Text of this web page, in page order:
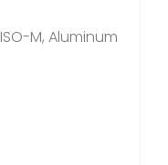
M, Aluminum